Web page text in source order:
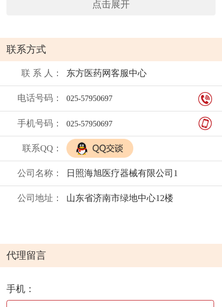
8、95/99 熔喷布含税质优价美！宽度
罩 10、医用检查手套（丁腈、PVC、
可以来厂家谈业务！
注意事项：
不良反应：
贮 藏：
保质期：
点击展开
联系方式
联 系 人： 东方医药网客服中心
电话号码： 025-57950697
手机号码： 025-57950697
联系QQ：
公司名称： 日照海旭医疗器械有限公司1
公司地址： 山东省济南市绿地中心12楼
代理留言
手机：